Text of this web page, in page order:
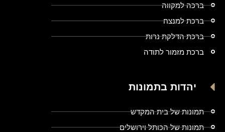
ברכה למקווה
ברכת למנצח
ברכת הדלקת נרות
ברכת מזמור לתודה
יהדות בתמונות
תמונות של בית המקדש
תמונות של הכותל וירושלים